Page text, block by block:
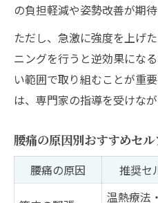
の負担軽減や姿勢改善が期待
ただし、急激に強度を上げ
ニングを行うと逆効果にな
い範囲で取り組むことが重
は、専門家の指導を受けな
腰痛の原因別おすすめセル
腰痛の原因 推奨セ
温熱療法